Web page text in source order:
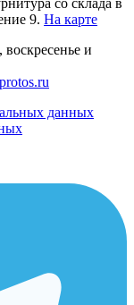
со склада в
9. На карте
и
данных